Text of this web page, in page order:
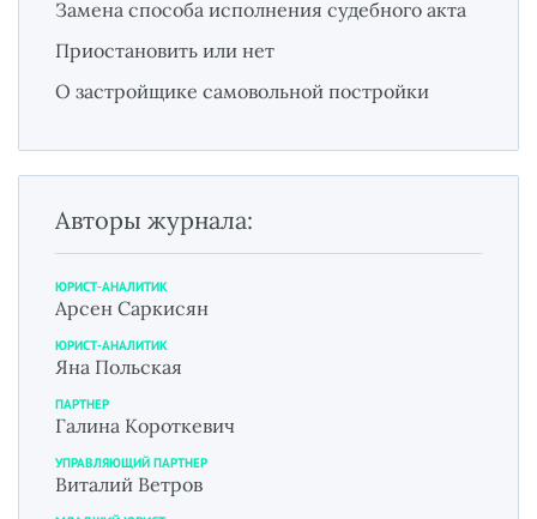
Замена способа исполнения судебного акта
Приостановить или нет
О застройщике самовольной постройки
Авторы журнала:
ЮРИСТ-АНАЛИТИК
Арсен Саркисян
ЮРИСТ-АНАЛИТИК
Яна Польская
ПАРТНЕР
Галина Короткевич
УПРАВЛЯЮЩИЙ ПАРТНЕР
Виталий Ветров